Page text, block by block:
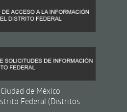
de México
Federal (Distritos